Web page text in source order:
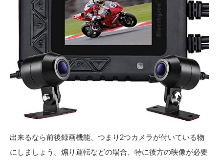
出来るなら前後録画機能、つまり2つカメラが付いている物
にしましょう。煽り運転などの場合、特に後方の映像が必要